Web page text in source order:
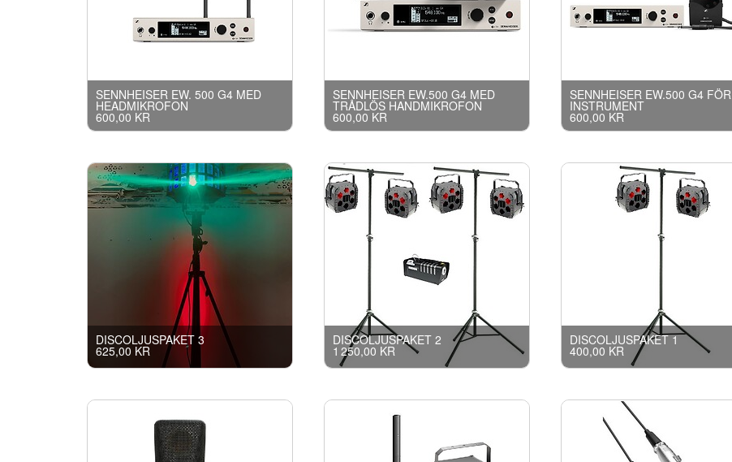
SENNHEISER EW. 500 G4 MED
HEADMIKROFON
600,00 KR
SENNHEISER EW.500 G4 MED
TRÅDLÖS HANDMIKROFON
600,00 KR
SENNHEISER EW.500 G4 FÖR
INSTRUMENT
600,00 KR
DISCOLJUSPAKET 3
625,00 KR
DISCOLJUSPAKET 2
1 250,00 KR
DISCOLJUSPAKET 1
400,00 KR